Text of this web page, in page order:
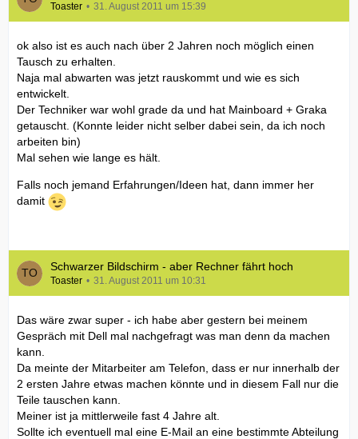
Toaster 31. August 2011 um 15:39
ok also ist es auch nach über 2 Jahren noch möglich einen
Tausch zu erhalten.
Naja mal abwarten was jetzt rauskommt und wie es sich
entwickelt.
Der Techniker war wohl grade da und hat Mainboard + Graka
getauscht. (Konnte leider nicht selber dabei sein, da ich noch
arbeiten bin)
Mal sehen wie lange es hält.
Falls noch jemand Erfahrungen/Ideen hat, dann immer her
damit
Schwarzer Bildschirm - aber Rechner fährt hoch
Toaster 31. August 2011 um 10:31
Das wäre zwar super - ich habe aber gestern bei meinem
Gespräch mit Dell mal nachgefragt was man denn da machen
kann.
Da meinte der Mitarbeiter am Telefon, dass er nur innerhalb der
2 ersten Jahre etwas machen könnte und in diesem Fall nur die
Teile tauschen kann.
Meiner ist ja mittlerweile fast 4 Jahre alt.
Sollte ich eventuell mal eine E-Mail an eine bestimmte Abteilung